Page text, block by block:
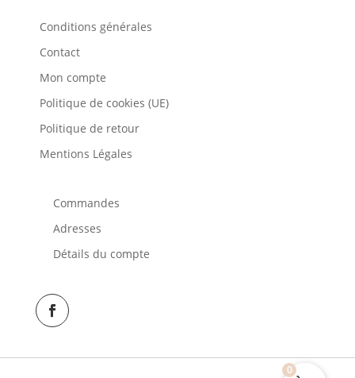
Conditions générales
Contact
Mon compte
Politique de cookies (UE)
Politique de retour
Mentions Légales
Commandes
Adresses
Détails du compte
0